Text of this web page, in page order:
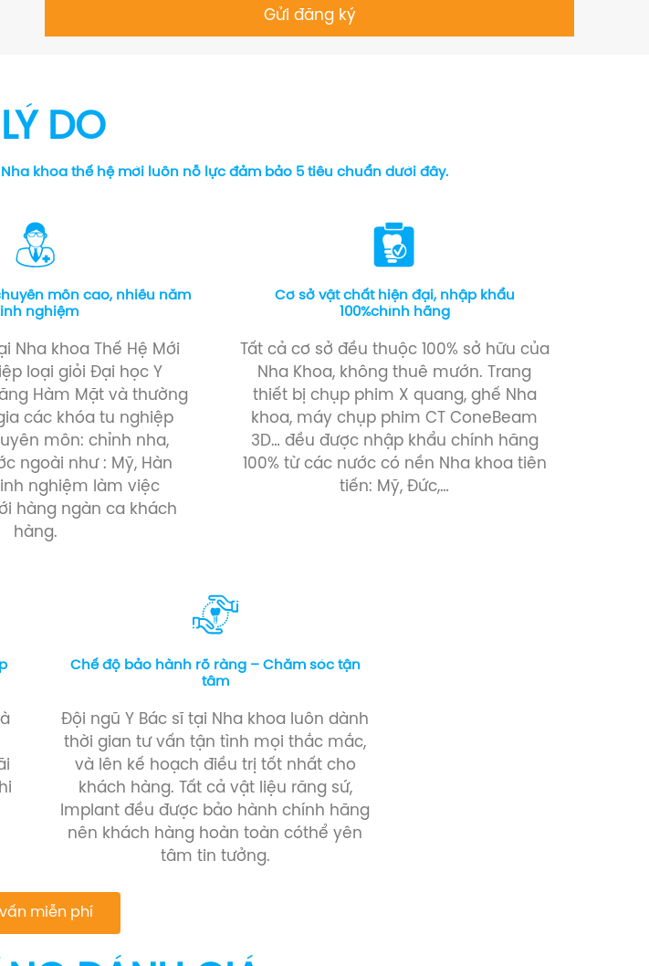
DO
khoa thế hệ mới luôn nỗ lực đảm bảo 5 tiêu chuẩn dưới đây.
môn cao, nhiều năm
nghiệm
Nha khoa Thế Hệ Mới
loại giỏi Đại học Y
Hàm Mặt và thường
các khóa tu nghiệp
môn: chỉnh nha,
ngoài như : Mỹ, Hàn
nghiệm làm việc
hàng ngàn ca khách
hàng.
Cơ sở vật chất hiện đại, nhập khẩu
100%chính hãng
Tất cả cơ sở đều thuộc 100% sở hữu của
Nha Khoa, không thuê mướn. Trang
thiết bị chụp phim X quang, ghế Nha
khoa, máy chụp phim CT ConeBeam
3D… đều được nhập khẩu chính hãng
100% từ các nước có nền Nha khoa tiên
tiến: Mỹ, Đức,…
Chế độ bảo hành rõ ràng – Chăm sóc tận
tâm
Đội ngũ Y Bác sĩ tại Nha khoa luôn dành
thời gian tư vấn tận tình mọi thắc mắc,
và lên kế hoạch điều trị tốt nhất cho
khách hàng. Tất cả vật liệu răng sứ,
Implant đều được bảo hành chính hãng
nên khách hàng hoàn toàn cóthể yên
tâm tin tưởng.
miễn phí